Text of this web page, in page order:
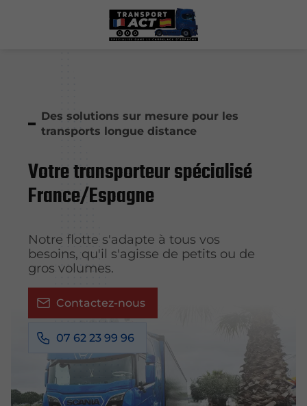
Des solutions sur mesure pour les
transports longue distance
Votre transporteur spécialisé
France/Espagne
Notre flotte s'adapte à tous vos
besoins, qu'il s'agisse de petits ou de
gros volumes.
Contactez-nous
07 62 23 99 96